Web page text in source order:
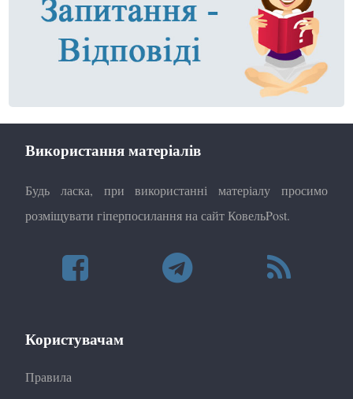
Використання матеріалів
Будь ласка, при використанні матеріалу просимо
розміщувати гіперпосилання на сайт КовельPost.
Користувачам
Правила